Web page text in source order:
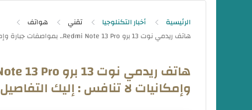
الرئيسية أخبار التكنلوجيا تقني هواتف
وإمكانيات لا تنافس : إليك التفاصيل